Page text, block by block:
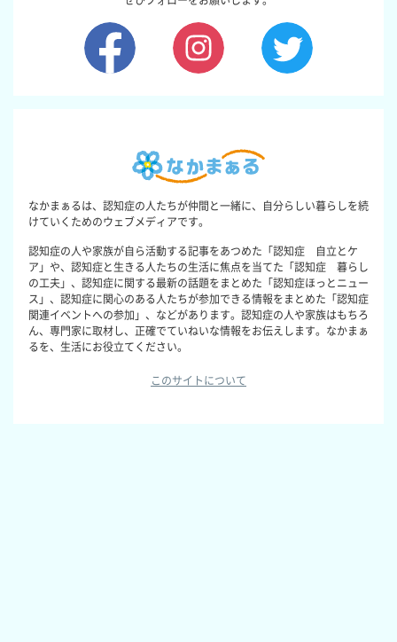
なかまぁるは、認知症の人たちが仲間と一緒に、自分らしい暮らしを続
けていくためのウェブメディアです。
認知症の人や家族が自ら活動する記事をあつめた「認知症 自立とケ
ア」や、認知症と生きる人たちの生活に焦点を当てた「認知症 暮らし
の工夫」、認知症に関する最新の話題をまとめた「認知症ほっとニュー
ス」、認知症に関心のある人たちが参加できる情報をまとめた「認知症
関連イベントへの参加」、などがあります。認知症の人や家族はもちろ
ん、専門家に取材し、正確でていねいな情報をお伝えします。なかまぁ
るを、生活にお役立てください。
このサイトについて